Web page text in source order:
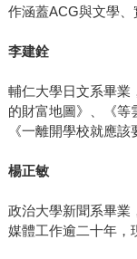
作涵蓋ACG與文學、
李建銓
輔仁大學日文系畢業
的財富地圖》、《等
《一離開學校就應該
楊正敏
政治大學新聞系畢業
媒體工作逾二十年，